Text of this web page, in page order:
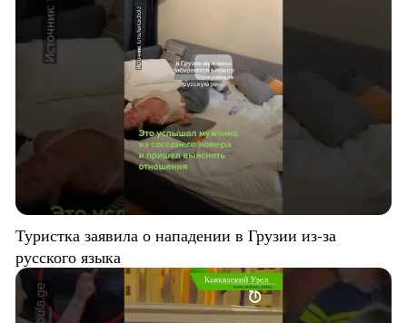
Туристка заявила о нападении в Грузии из-за
русского языка